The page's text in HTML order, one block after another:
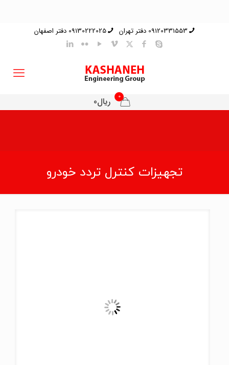
09120331553 دفتر تهران 09130222025 دفتر اصفهان
0 ریال0
تجهیزات کنترل تردد خودرو